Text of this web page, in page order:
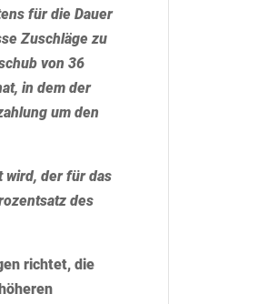
für die Dauer
Zuschläge zu
von 36
in dem der
um den
wird, der für das
des
richtet, die